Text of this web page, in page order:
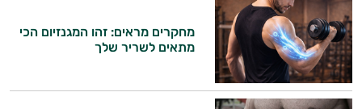
טבעוניים
אביזרי
ספורט
מחקרים מראים: זהו המגנזיום הכי
מתאים לשריר שלך